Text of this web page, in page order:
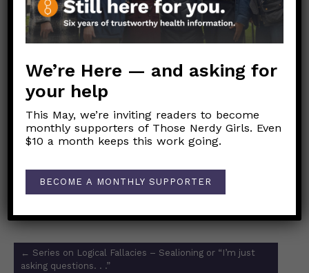
(En Inglés)
World Health Organization
WebMD
Can the vaccines help prevent Long Covid?
Enlace a la publicación original de Facebook
Post
navigation
← Series on Logical Fallacies – Sealioning or “I’m just
asking questions. . .”
We’re Here — and asking for
your help
This May, we’re inviting readers to become
monthly supporters of Those Nerdy Girls. Even
$10 a month keeps this work going.
BECOME A MONTHLY SUPPORTER